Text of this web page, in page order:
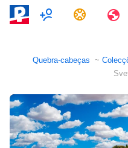
Multijogador
Tarefas
Quebra-cabeças